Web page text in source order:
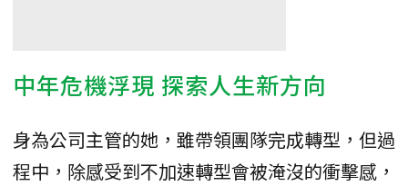
中年危機浮現 探索人生新方向
身為公司主管的她，雖帶領團隊完成轉型，但過
程中，除感受到不加速轉型會被淹沒的衝擊感，